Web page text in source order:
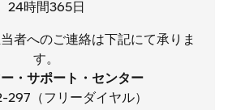
24時間365日
者へのご連絡は下記にて承りま
す。
・サポート・センター
297（フリーダイヤル）